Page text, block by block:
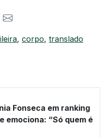
, corpo, translado
Fonseca em ranking
emociona: “Só quem é